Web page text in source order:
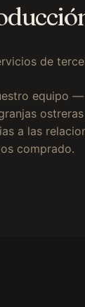
de
equipo
a las
comprado.